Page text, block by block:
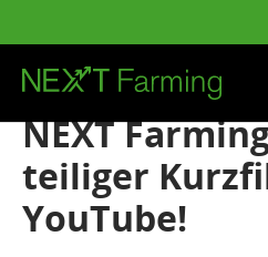
Zum Hauptinhalt springen
NEXT
teiliger
YouTube!